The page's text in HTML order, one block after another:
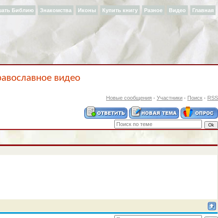
Главная
Видео
Разное
Купить книгу
Иконы
Знакомства
Библию
видео
Новые сообщения · Участники · Поиск · RSS